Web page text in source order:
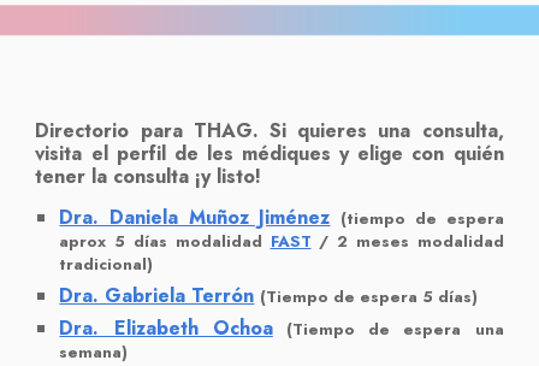
Directorio para THAG. Si quieres una consulta,
visita el perfil de les médiques y elige con quién
tener la consulta ¡y listo!
Dra. Daniela Muñoz Jiménez (tiempo de espera
aprox 5 días modalidad FAST / 2 meses modalidad
tradicional)
Dra. Gabriela Terrón (Tiempo de espera 5 días)
Dra. Elizabeth Ochoa(Tiempo de espera una
semana)